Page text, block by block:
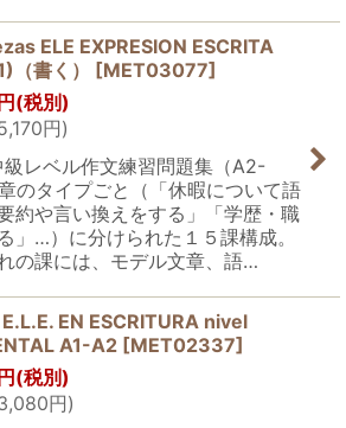
ELE EXPRESION ESCRITA
書く）
[MET03077]
円 (税別)
円)
レベル作文練習問題集（A2-
のタイプごと（「休暇について語
約や言い換えをする」「学歴・職
」…）に分けられた１５課構成。
の課には、モデル文章、語…
EN ESCRITURA nivel
A1-A2 [MET02337]
円 (税別)
円)